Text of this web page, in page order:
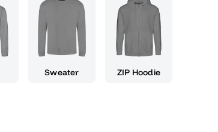
dich, die ihren Abschluss
Ob als Teil eines T-Shirts, einer
dich jedes Mal an die
Der Abivengers 15 Stil ist
auch ein Symbol für die
Mach deinen Abschluss zu
Statement mit dem Abivengers
abgestimmt ist. Sei
Sweater ZIP Hoodie